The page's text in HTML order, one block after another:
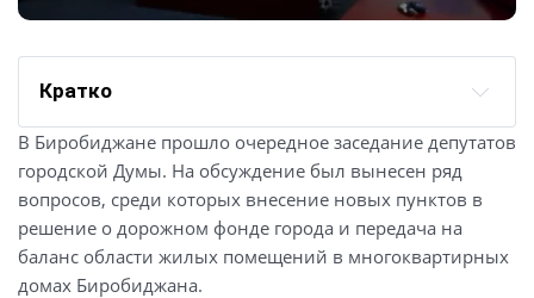
Кратко
В Биробиджане прошло очередное заседание депутатов
городской Думы. На обсуждение был вынесен ряд
вопросов, среди которых внесение новых пунктов в
решение о дорожном фонде города и передача на
баланс области жилых помещений в многоквартирных
домах Биробиджана.